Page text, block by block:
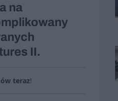
na
II.
teraz!